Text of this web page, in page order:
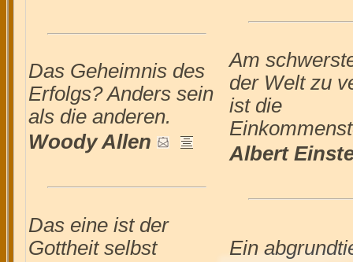
Das Geheimnis des
Erfolgs? Anders sein
als die anderen.
Woody Allen
Am
der Welt zu
ist die
Albert
Das eine ist der
Gottheit selbst
Ein